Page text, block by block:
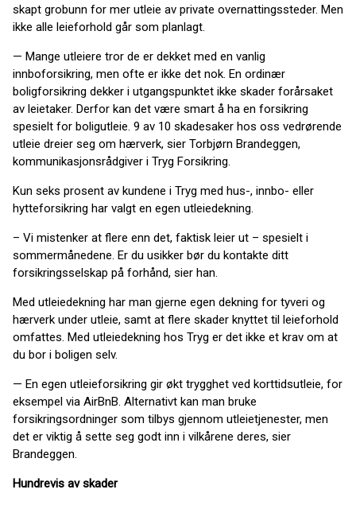
skapt grobunn for mer utleie av private overnattingssteder. Men
ikke alle leieforhold går som planlagt.
— Mange utleiere tror de er dekket med en vanlig
innboforsikring, men ofte er ikke det nok. En ordinær
boligforsikring dekker i utgangspunktet ikke skader forårsaket
av leietaker. Derfor kan det være smart å ha en forsikring
spesielt for boligutleie. 9 av 10 skadesaker hos oss vedrørende
utleie dreier seg om hærverk, sier Torbjørn Brandeggen,
kommunikasjonsrådgiver i Tryg Forsikring.
Kun seks prosent av kundene i Tryg med hus-, innbo- eller
hytteforsikring har valgt en egen utleiedekning.
– Vi mistenker at flere enn det, faktisk leier ut – spesielt i
sommermånedene. Er du usikker bør du kontakte ditt
forsikringsselskap på forhånd, sier han.
Med utleiedekning har man gjerne egen dekning for tyveri og
hærverk under utleie, samt at flere skader knyttet til leieforhold
omfattes. Med utleiedekning hos Tryg er det ikke et krav om at
du bor i boligen selv.
— En egen utleieforsikring gir økt trygghet ved korttidsutleie, for
eksempel via AirBnB. Alternativt kan man bruke
forsikringsordninger som tilbys gjennom utleietjenester, men
det er viktig å sette seg godt inn i vilkårene deres, sier
Brandeggen.
Hundrevis av skader